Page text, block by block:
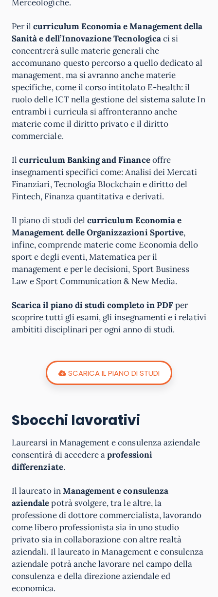
Merceologiche.
Per ilcurriculum Economia e Management della
Sanità e dell’Innovazione Tecnologicaci si
concentrerà sulle materie generali che
accomunano questo percorso a quello dedicato al
management, ma si avranno anche materie
specifiche, come il corso intitolato E-health: il
ruolo delle ICT nella gestione del sistema salute In
entrambi i curricula si affronteranno anche
materie come il diritto privato e il diritto
commerciale.
Ilcurriculum Banking and Financeoffre
insegnamenti specifici come: Analisi dei Mercati
Finanziari, Tecnologia Blockchain e diritto del
Fintech, Finanza quantitativa e derivati.
Il piano di studi delcurriculum Economia e
Management delle Organizzazioni Sportive,
infine, comprende materie come Economia dello
sport e degli eventi, Matematica per il
management e per le decisioni, Sport Business
Law e Sport Communication & New Media.
Scarica il piano di studi completo in PDFper
scoprire tutti gli esami, gli insegnamenti e i relativi
ambititi disciplinari per ogni anno di studi.
SCARICA IL PIANO DI STUDI
Sbocchi lavorativi
Laurearsi in Management e consulenza aziendale
consentirà di accedere aprofessioni
differenziate.
Il laureato inManagement e consulenza
aziendalepotrà svolgere, tra le altre, la
professione di dottore commercialista, lavorando
come libero professionista sia in uno studio
privato sia in collaborazione con altre realtà
aziendali. Il laureato in Management e consulenza
aziendale potrà anche lavorare nel campo della
consulenza e della direzione aziendale ed
economica.